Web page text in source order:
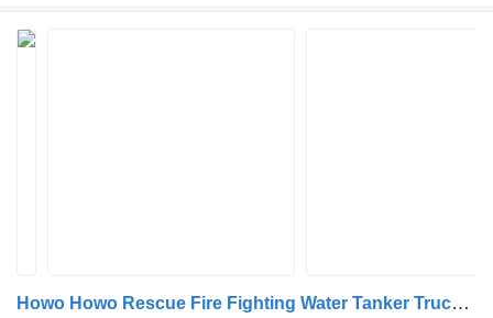
Howo Howo Rescue Fire Fighting Water Tanker Truck 10cbm